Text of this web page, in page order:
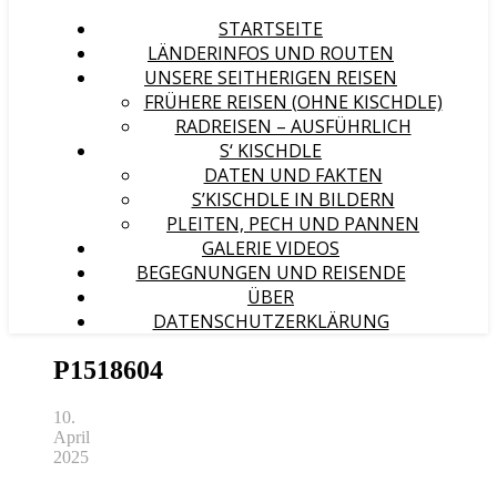
STARTSEITE
LÄNDERINFOS UND ROUTEN
UNSERE SEITHERIGEN REISEN
FRÜHERE REISEN (OHNE KISCHDLE)
RADREISEN – AUSFÜHRLICH
S‘ KISCHDLE
DATEN UND FAKTEN
S’KISCHDLE IN BILDERN
PLEITEN, PECH UND PANNEN
GALERIE VIDEOS
BEGEGNUNGEN UND REISENDE
ÜBER
DATENSCHUTZERKLÄRUNG
P1518604
10.
April
2025